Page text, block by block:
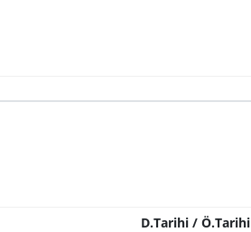
D.Tarihi / Ö.Tarihi